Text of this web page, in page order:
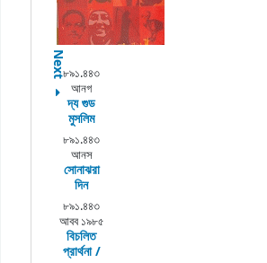
Next৮৯১.৪৪৩
আনগ
দ্য গুড
মুসলিম
৮৯১.৪৪৩
আনস
সোনাঝরা
দিন
৮৯১.৪৪৩
আবব ১৯৮৫
বিচলিত
প্রার্থনা /